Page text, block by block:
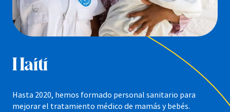
Haití
Hasta 2020, hemos formado personal sanitario para
mejorar el tratamiento médico de mamás y bebés.